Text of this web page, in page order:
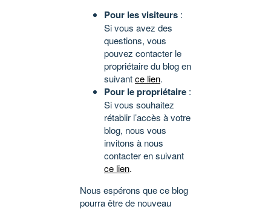
Pour les visiteurs :
Si vous avez des
questions, vous
pouvez contacter le
propriétaire du blog en
suivantce lien.
Pour le propriétaire :
Si vous souhaitez
rétablir l’accès à votre
blog, nous vous
invitons à nous
contacter en suivant
ce lien.
Nous espérons que ce blog
pourra être de nouveau